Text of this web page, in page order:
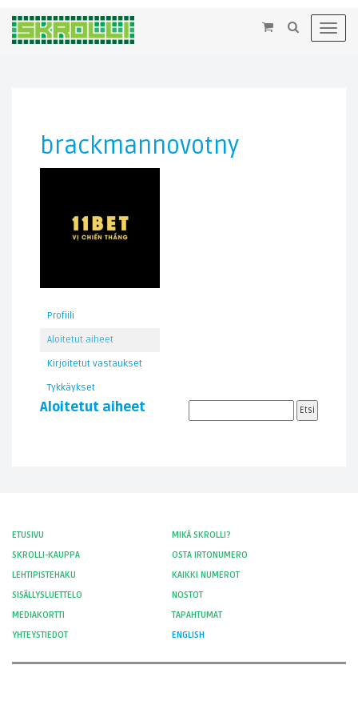
×
brackmannovotny
Profiili
Aloitetut aiheet
Kirjoitetut vastaukset
Tykkäykset
Aloitetut aiheet
ETUSIVU
MIKÄ SKROLLI?
SKROLLI-KAUPPA
OSTA IRTONUMERO
LEHTIPISTEHAKU
KAIKKI NUMEROT
SISÄLLYSLUETTELO
NOSTOT
MEDIAKORTTI
TAPAHTUMAT
YHTEYSTIEDOT
ENGLISH